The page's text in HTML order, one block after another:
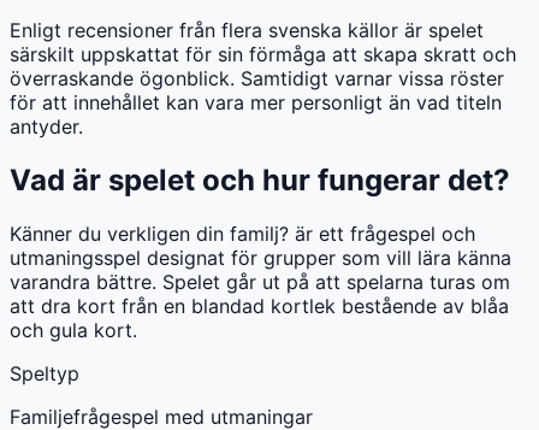
Enligt recensioner från flera svenska källor är spelet
särskilt uppskattat för sin förmåga att skapa skratt och
överraskande ögonblick. Samtidigt varnar vissa röster
för att innehållet kan vara mer personligt än vad titeln
antyder.
Vad är spelet och hur fungerar det?
Känner du verkligen din familj? är ett frågespel och
utmaningsspel designat för grupper som vill lära känna
varandra bättre. Spelet går ut på att spelarna turas om
att dra kort från en blandad kortlek bestående av blåa
och gula kort.
Speltyp
Familjefrågespel med utmaningar